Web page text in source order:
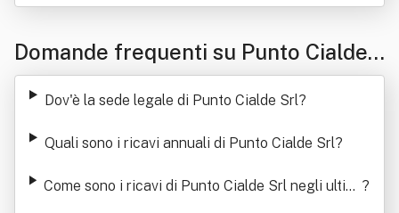
Domande frequenti su Punto Cialde
Srl
Dov'è la sede legale di Punto Cialde Srl?
Quali sono i ricavi annuali di Punto Cialde Srl?
Come sono i ricavi di Punto Cialde Srl negli ultimi ?